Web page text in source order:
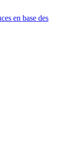
en base des